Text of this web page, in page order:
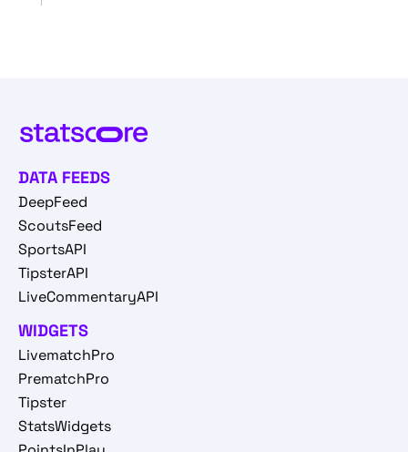
DATA FEEDS
DeepFeed
ScoutsFeed
SportsAPI
TipsterAPI
LiveCommentaryAPI
WIDGETS
LivematchPro
PrematchPro
Tipster
StatsWidgets